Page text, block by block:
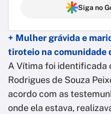
Siga no
+ Mulher grávida e
tiroteio na comunidade
A Vítima foi identificada
Rodrigues de Souza
acordo com as
onde ela estava,